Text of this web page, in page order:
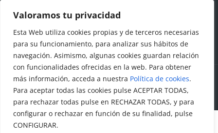
Valoramos tu privacidad
Esta Web utiliza cookies propias y de terceros necesarias
para su funcionamiento, para analizar sus hábitos de
navegación. Asimismo, algunas cookies guardan relación
con funcionalidades ofrecidas en la web. Para obtener
más información, acceda a nuestra Política de cookies.
Para aceptar todas las cookies pulse ACEPTAR TODAS,
para rechazar todas pulse en RECHAZAR TODAS, y para
configurar o rechazar en función de su finalidad, pulse
CONFIGURAR.
C/Fuente del Arca, 19 28160 Talamanca de
Jarama (Madrid)
© Todos los derechos reservados. Ayuntamiento Talamanca
de Jarama Diseñado y creado porFactor Ideas